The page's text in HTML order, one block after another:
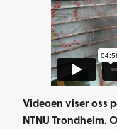
Videoen viser oss
NTNU Trondheim.